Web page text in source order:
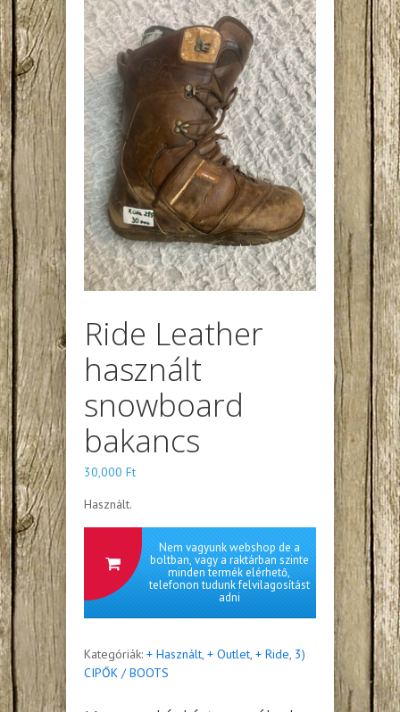
Ride Leather
használt
snowboard
bakancs
30,000 Ft
Használt.
Nem vagyunk webshop de a
boltban, vagy a raktárban szinte
minden termék elérhető,
telefonon tudunk felvilagosítást
adni
Kategóriák: + Használt, + Outlet, + Ride, 3)
CIPŐK / BOOTS